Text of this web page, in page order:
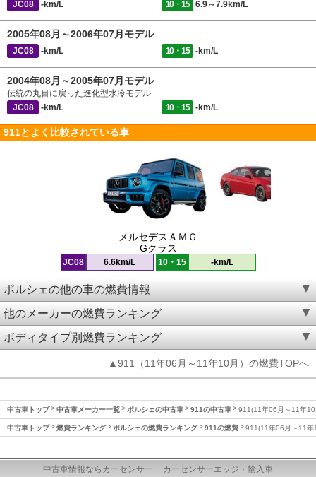
JC08
-km/L 10・15 6.9～7.9km/L
2005年08月～2006年07月モデル
JC08 -km/L 10・15 -km/L
2004年08月～2005年07月モデル
伝統の丸目に戻った進化型水冷モデル
JC08
-km/L 10・15 -km/L
911とよく比較されている車
メルセデスＡＭＧ
Gクラス
JC08 6.6km/L 10・15 -km/L
ポルシェの他の車の燃費情報
他のメーカーの燃費ランキング
ボディタイプ別燃費ランキング
▲911（11年06月～11年10月）の燃費TOPへ
中古車トップ 中古車メーカー一覧 ポルシェの中古車 911の中古車 911(11年06月～11年10
中古車トップ 燃費ランキング ポルシェの燃費ランキング 911の燃費 911(11年06月～11年
中古車情報ならカーセンサー カーセンサーエッジ・輸入車